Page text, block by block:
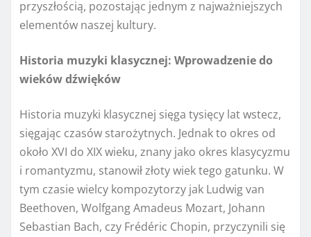
przyszłością, pozostając jednym z najważniejszych
elementów naszej kultury.
Historia muzyki klasycznej: Wprowadzenie do
wieków dźwięków
Historia muzyki klasycznej sięga tysięcy lat wstecz,
sięgając czasów starożytnych. Jednak to okres od
około XVI do XIX wieku, znany jako okres klasycyzmu
i romantyzmu, stanowił złoty wiek tego gatunku. W
tym czasie wielcy kompozytorzy jak Ludwig van
Beethoven, Wolfgang Amadeus Mozart, Johann
Sebastian Bach, czy Frédéric Chopin, przyczynili się